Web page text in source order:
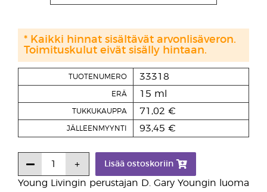
Young Livingin perustajan D. Gary Youngin luoma
TUOTENUMERO 33318
ERÄ 15 ml
TUKKUKAUPPA 71,02 €
JÄLLEENMYYNTI 93,45 €
Lisää ostoskoriin
* Kaikki hinnat sisältävät arvonlisäveron.
Toimituskulut eivät sisälly hintaan.